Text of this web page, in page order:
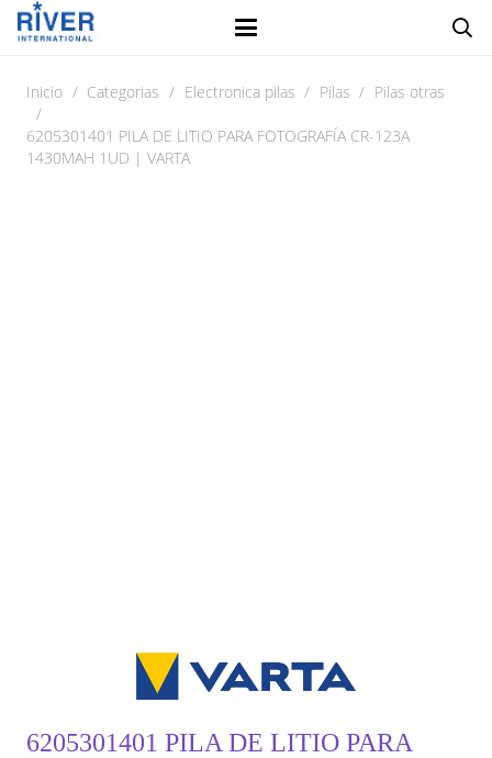
Inicio / Categorias / Electronica pilas / Pilas / Pilas otras
/
6205301401 PILA DE LITIO PARA FOTOGRAFÍA CR-123A
1430MAH 1UD | VARTA
6205301401 PILA DE LITIO PARA